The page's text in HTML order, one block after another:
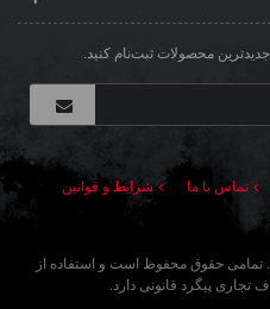
محصولات ثبت‌نام کنید.
تماس با ما
شرایط و قوانین
حقوق محفوظ است و استفاده از
پیگرد قانونی دارد.